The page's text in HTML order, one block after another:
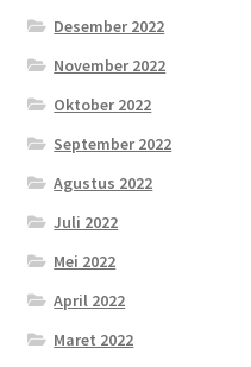
Desember 2022
November 2022
Oktober 2022
September 2022
Agustus 2022
Juli 2022
Mei 2022
April 2022
Maret 2022